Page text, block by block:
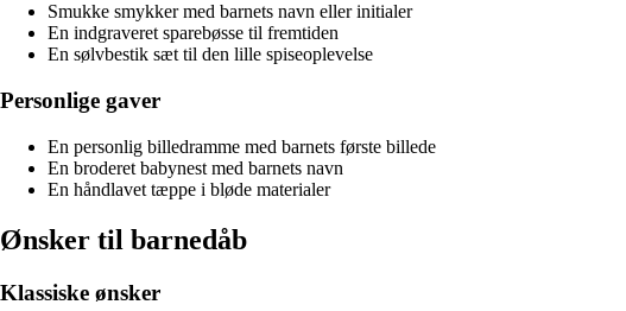
Smukke smykker med barnets navn eller initialer
En indgraveret sparebøsse til fremtiden
En sølvbestik sæt til den lille spiseoplevelse
Personlige gaver
En personlig billedramme med barnets første billede
En broderet babynest med barnets navn
En håndlavet tæppe i bløde materialer
Ønsker til barnedåb
Klassiske ønsker